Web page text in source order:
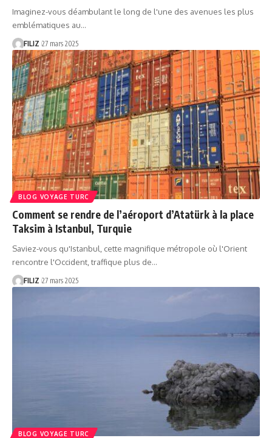
Imaginez-vous déambulant le long de l'une des avenues les plus
emblématiques au…
FILIZ 27 mars 2025
BLOG VOYAGE TURC
Comment se rendre de l’aéroport d’Atatürk à la place
Taksim à Istanbul, Turquie
Saviez-vous qu'Istanbul, cette magnifique métropole où l'Orient
rencontre l'Occident, traffique plus de…
FILIZ 27 mars 2025
BLOG VOYAGE TURC